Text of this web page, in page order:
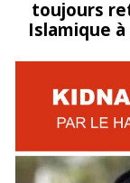
toujours
Islamique